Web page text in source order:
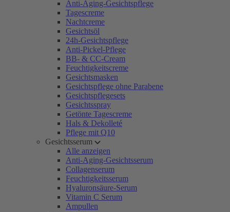
Anti-Aging-Gesichtspflege
Tagescreme
Nachtcreme
Gesichtsöl
24h-Gesichtspflege
Anti-Pickel-Pflege
BB- & CC-Cream
Feuchtigkeitscreme
Gesichtsmasken
Gesichtspflege ohne Parabene
Gesichtspflegesets
Gesichtsspray
Getönte Tagescreme
Hals & Dekolleté
Pflege mit Q10
Gesichtsserum
Alle anzeigen
Anti-Aging-Gesichtsserum
Collagenserum
Feuchtigkeitsserum
Hyaluronsäure-Serum
Vitamin C Serum
Ampullen